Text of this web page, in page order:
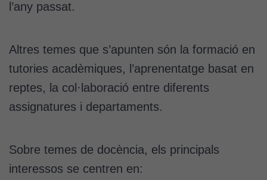
l’any passat.
Altres temes que s’apunten són la formació en
tutories acadèmiques, l’aprenentatge basat en
reptes, la col·laboració entre diferents
assignatures i departaments.
Sobre temes de docència, els principals
interessos se centren en: